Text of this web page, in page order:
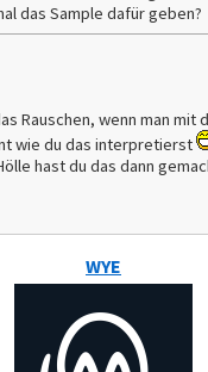
das Sample dafür geben?
Rauschen, wenn man mit
wie du das interpretierst
hast du das dann
WYE